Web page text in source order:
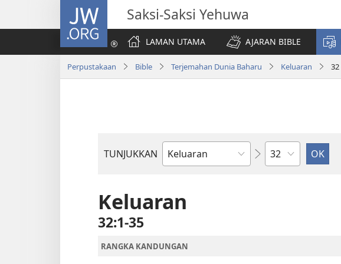
JW.ORG Saksi-Saksi Yehuwa
LAMAN UTAMA
AJARAN BIBLE
Perpustakaan Bible Terjemahan Dunia Baharu Keluaran 32
TUNJUKKAN
Buku
Bab
Keluaran
32:1-35
RANGKA KANDUNGAN